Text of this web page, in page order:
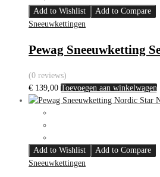
Add to Wishlist
Add to Compare
Sneeuwkettingen
Pewag Sneeuwketting
(0 reviews)
€ 139,00 Toevoegen aan winkelwagen
Add to Wishlist
Add to Compare
Sneeuwkettingen